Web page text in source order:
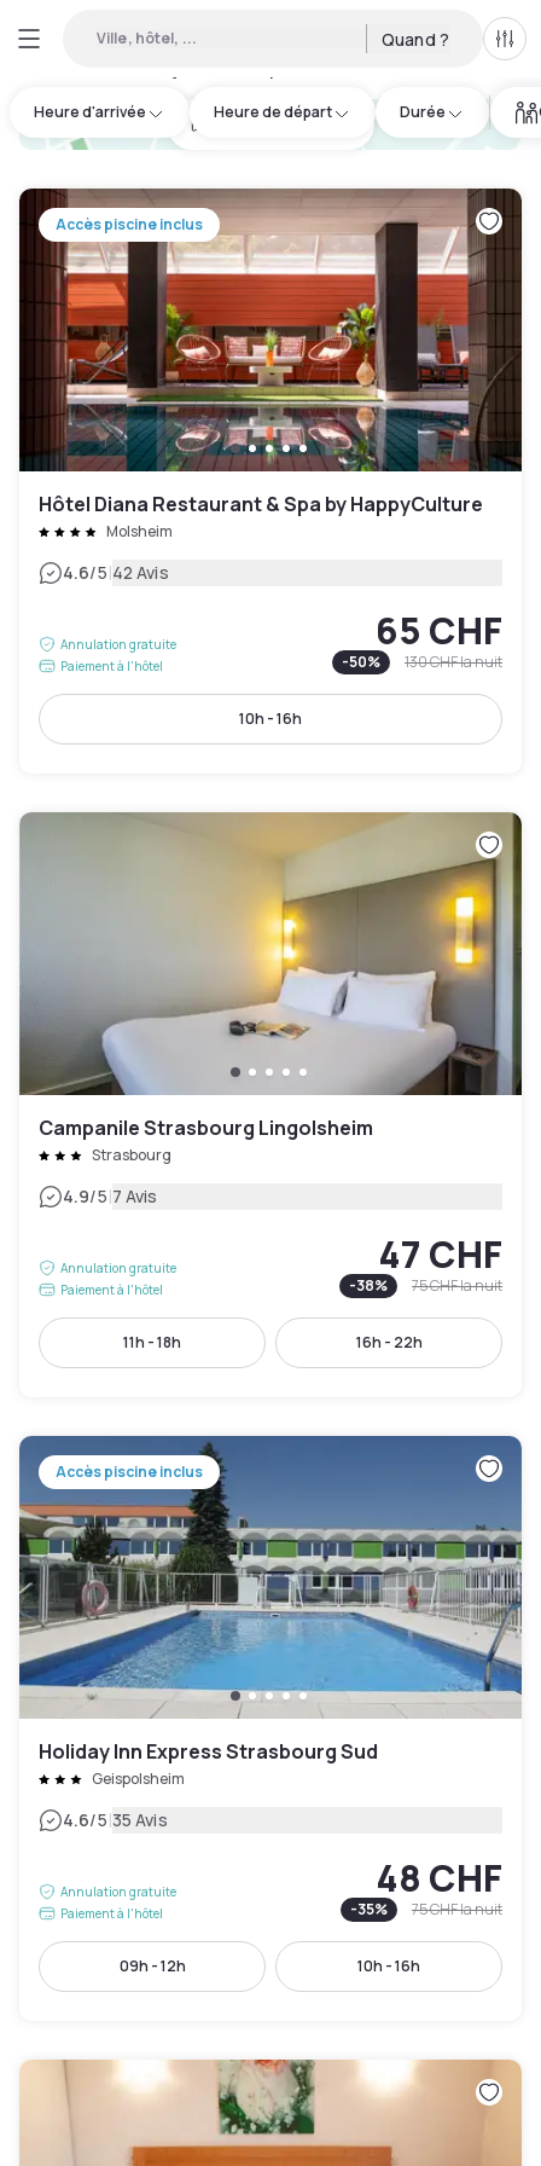
Ville, hôtel, ... Quand ?
Heure d'arrivée Heure de départ Durée
hotel.cta.view_map
Accès piscine inclus
Hôtel Diana Restaurant & Spa by HappyCulture
Molsheim
4.6/5|42 Avis
Annulation gratuite
Paiement à l'hôtel
65 CHF
-50% 130 CHFla nuit
10h - 16h
Campanile Strasbourg Lingolsheim
Strasbourg
4.9/5|7 Avis
Annulation gratuite
Paiement à l'hôtel
47 CHF
-38% 75 CHFla nuit
11h - 18h 16h - 22h
Accès piscine inclus
Holiday Inn Express Strasbourg Sud
Geispolsheim
4.6/5|35 Avis
Annulation gratuite
Paiement à l'hôtel
48 CHF
-35% 75 CHFla nuit
09h - 12h 10h - 16h